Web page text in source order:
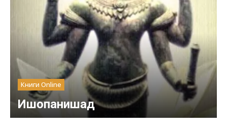
Книги Online
Ишопанишад